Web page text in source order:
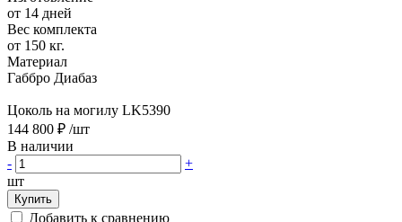
от 14 дней
Вес комплекта
от 150 кг.
Материал
Габбро Диабаз
Цоколь на могилу LK5390
144 800 ₽ /шт
В наличии
-
+
шт
Купить
Добавить к сравнению